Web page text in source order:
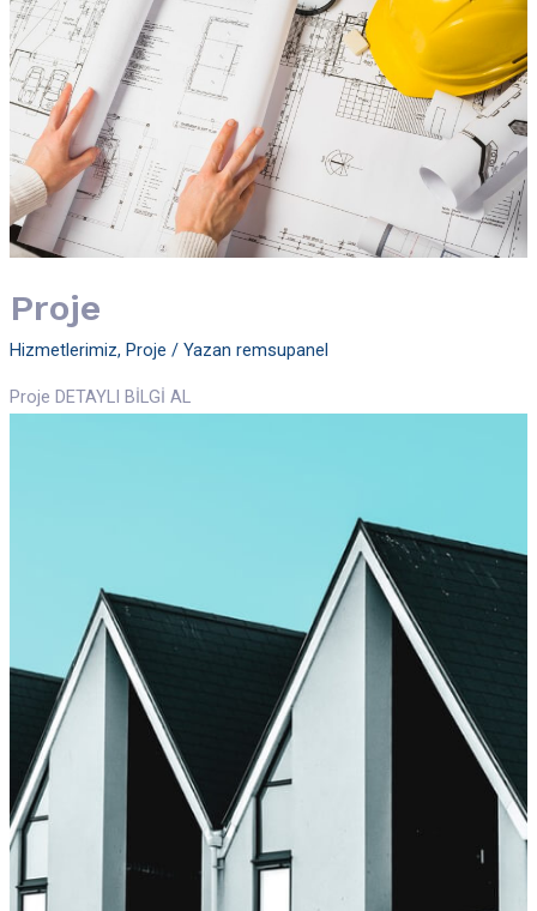
Proje
Hizmetlerimiz, Proje / Yazan remsupanel
Proje DETAYLI BİLGİ AL